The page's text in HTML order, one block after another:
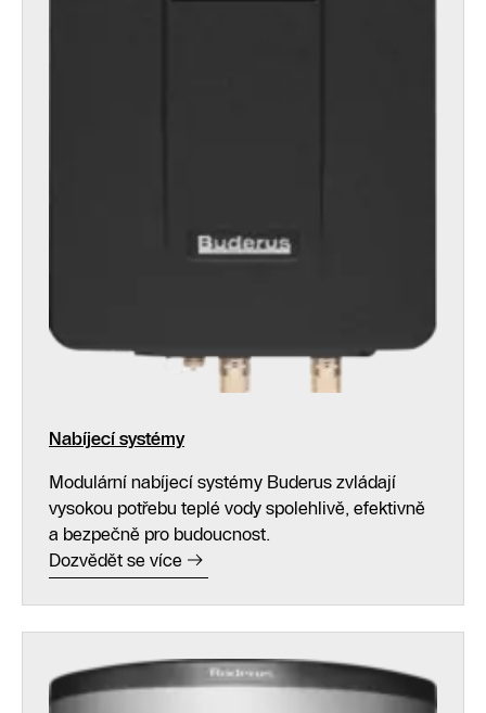
Nabíjecí systémy
Modulární nabíjecí systémy Buderus zvládají
vysokou potřebu teplé vody spolehlivě, efektivně
a bezpečně pro budoucnost.
Dozvědět se více